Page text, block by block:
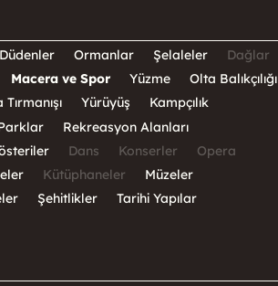
Düdenler Ormanlar Şelaleler
Dağlar
Macera ve Spor Yüzme
Olta Balıkçılığı
Yürüyüş
Kampçılık
Rekreasyon Alanları
Dans Konserler
Opera
Kütüphaneler
Müzeler
Şehitlikler
Tarihi Yapılar